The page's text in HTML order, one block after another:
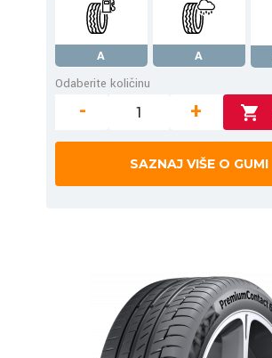
A A
Odaberite količinu
- +
SAZNAJ VIŠE O GUMI